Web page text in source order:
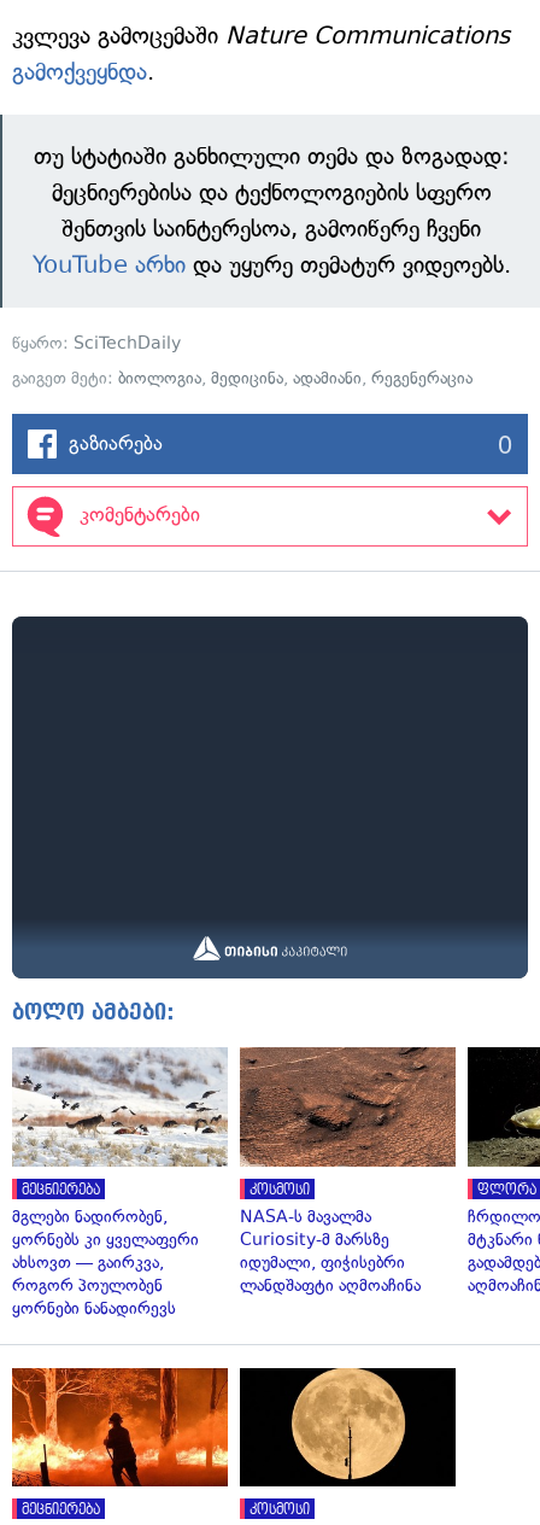
კვლევა გამოცემაში Nature Communications
გამოქვეყნდა.
თუ სტატიაში განხილული თემა და ზოგადად:
მეცნიერებისა და ტექნოლოგიების სფერო
შენთვის საინტერესოა, გამოიწერე ჩვენი
YouTube არხიდა უყურე თემატურ ვიდეოებს.
წყარო: SciTechDaily
გაიგეთ მეტი: ბიოლოგია, მედიცინა, ადამიანი, რეგენერაცია
გაზიარება 0
კომენტარები
ბოლო ამბები:
მეცნიერება
მგლები ნადირობენ,
ყორნებს კი ყველაფერი
ახსოვთ — გაირკვა,
როგორ პოულობენ
ყორნები ნანადირევს
კოსმოსი
NASA-ს მავალმა
Curiosity-მ მარსზე
იდუმალი, ფიჭისებრი
ლანდშაფტი აღმოაჩინა
ფლორა
მტკნარი
მეცნიერება კოსმოსი